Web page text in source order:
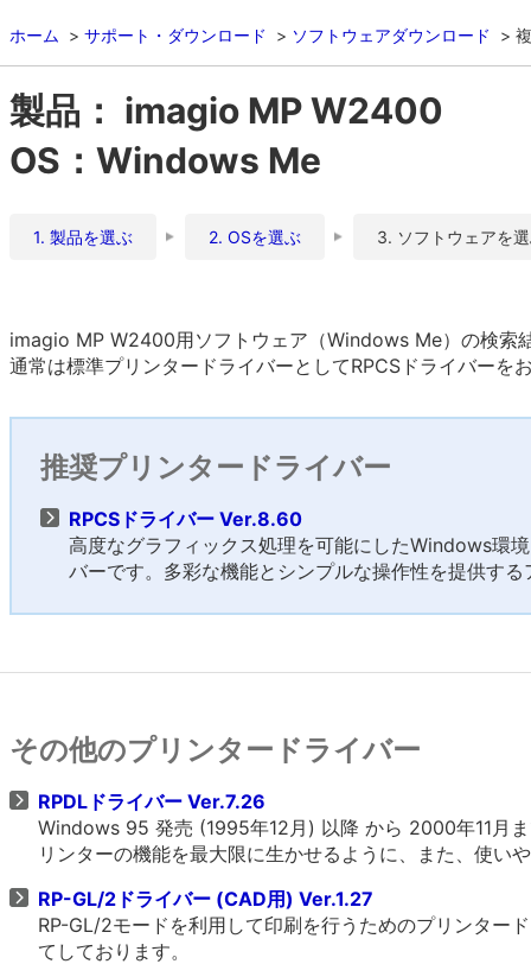
ホーム サポート・ダウンロード ソフトウェアダウンロード
製品： imagio MP W2400
OS：Windows Me
1. 製品を選ぶ 2. OSを選ぶ 3. ソフトウェアを
imagio MP W2400用ソフトウェア（Windows Me）の検索
通常は標準プリンタードライバーとしてRPCSドライバーを
推奨プリンタードライバー
RPCSドライバー Ver.8.60
高度なグラフィックス処理を可能にしたWindows環
バーです。多彩な機能とシンプルな操作性を提供す
その他のプリンタードライバー
RPDLドライバー Ver.7.26
Windows 95 発売 (1995年12月) 以降 から 2000年11月
リンターの機能を最大限に生かせるように、また、使い
RP-GL/2ドライバー (CAD用) Ver.1.27
RP-GL/2モードを利用して印刷を行うためのプリンター
てしております。